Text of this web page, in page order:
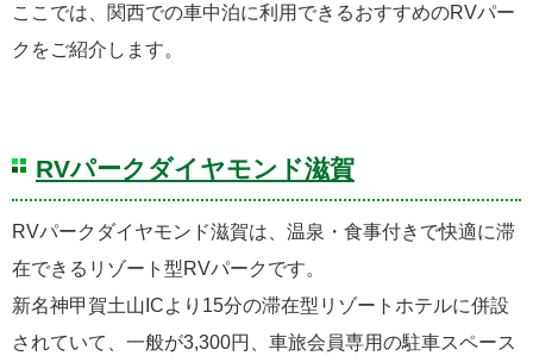
ここでは、関西での車中泊に利用できるおすすめのRVパー
クをご紹介します。
RVパークダイヤモンド滋賀
RVパークダイヤモンド滋賀は、温泉・食事付きで快適に滞
在できるリゾート型RVパークです。
新名神甲賀土山ICより15分の滞在型リゾートホテルに併設
されていて、一般が3,300円、車旅会員専用の駐車スペース